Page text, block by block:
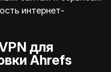
интернет-
для
Ahrefs